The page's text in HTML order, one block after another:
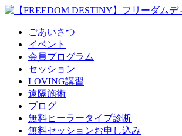
ごあいさつ
イベント
会員プログラム
セッション
LOVING講習
遠隔施術
ブログ
無料ヒーラータイプ診断
無料セッションお申し込み